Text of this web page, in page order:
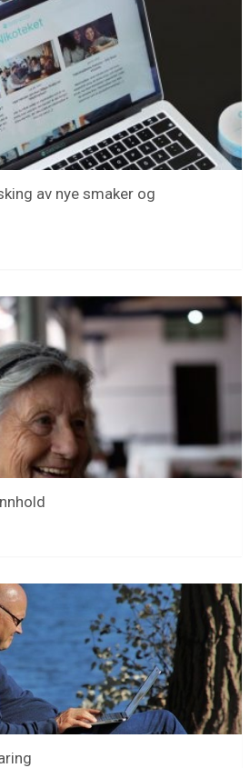
av nye smaker og